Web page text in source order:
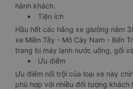
hành khách.
Tiện ích
Hầu hết các hãng xe giường nằm
xe Miền Tây - Mỏ Cày Nam - Bến
trang bị máy lạnh nước uống, gối
Ưu điểm
Ưu điểm nổi trội của loại xe này
phù hợp với nhiều đối tượng khách